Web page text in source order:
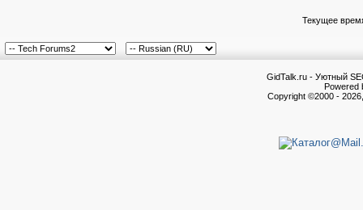
Текущее
GidTalk.ru - Уютный
Powered
Copyright ©2000 -